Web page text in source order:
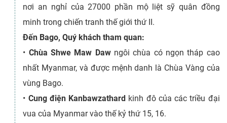
nơi an nghỉ của 27000 phần mộ liệt sỹ quân đồng
minh trong chiến tranh thế giới thứ II.
Đến Bago, Quý khách tham quan:
• Chùa Shwe Maw Dawngôi chùa có ngọn tháp cao
nhất Myanmar, và được mệnh danh là Chùa Vàng của
vùng Bago.
• Cung điện Kanbawzathard kinh đô của các triều đại
vua của Myanmar vào thế kỷ thứ 15, 16.